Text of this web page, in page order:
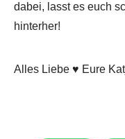
dabei, lasst es euch
hinterher!
Alles Liebe ♥ Eure